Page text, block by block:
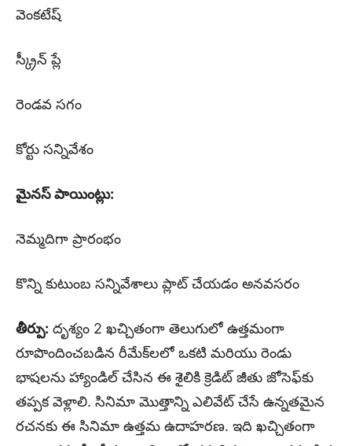
వెంకటేష్
స్క్రీన్ ప్లే
రెండవ సగం
కోర్టు సన్నివేశం
మైనస్ పాయింట్లు:
నెమ్మదిగా ప్రారంభం
కొన్ని కుటుంబ సన్నివేశాలు ప్లాట్ చేయడం అనవసరం
తీర్పు: దృశ్యం 2 ఖచ్చితంగా తెలుగులో ఉత్తమంగా
రూపొందించబడిన రీమేక్‌లలో ఒకటి మరియు రెండు
భాషలను హ్యాండిల్ చేసిన ఈ శైలికి క్రెడిట్ జీతు జోసెఫ్‌కు
తప్పక వెళ్లాలి. సినిమా మొత్తాన్ని ఎలివేట్ చేసే ఉన్నతమైన
రచనకు ఈ సినిమా ఉత్తమ ఉదాహరణ. ఇది ఖచ్చితంగా